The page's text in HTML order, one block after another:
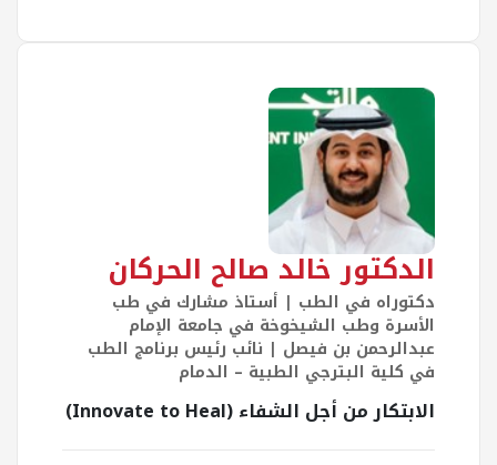
الدكتور خالد صالح الحركان
دكتوراه في الطب | أستاذ مشارك في طب
الأسرة وطب الشيخوخة في جامعة الإمام
عبدالرحمن بن فيصل | نائب رئيس برنامج الطب
في كلية البترجي الطبية – الدمام
الابتكار من أجل الشفاء (Innovate to Heal)